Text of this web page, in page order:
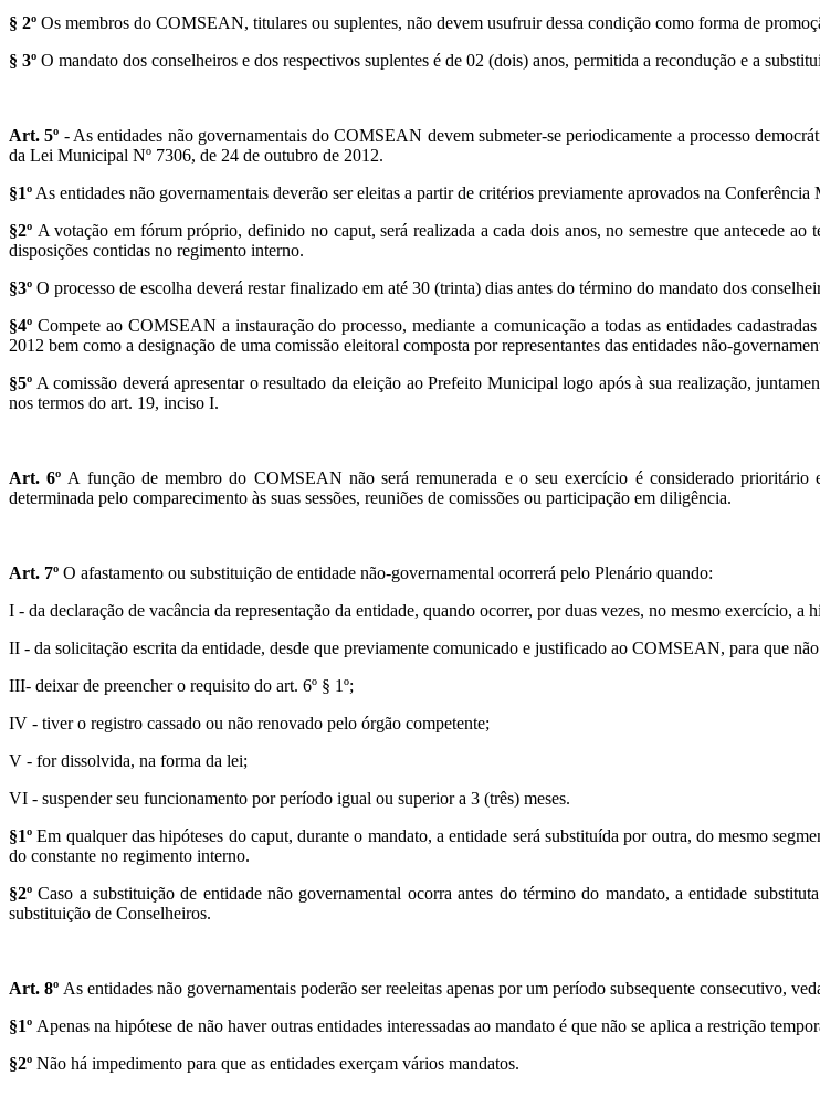
§ 2º Os membros do COMSEAN, titulares ou suplentes, não devem usufruir dessa condição como forma de
§ 3º O mandato dos conselheiros e dos respectivos suplentes é de 02 (dois) anos, permitida a recondução e a
Art.5º - As entidades não governamentais do COMSEAN devem submeter-se periodicamente a processo
da Lei Municipal Nº 7306, de 24 de outubro de 2012.
§1º As entidades não governamentais deverão ser eleitas a partir de critérios previamente aprovados na
§2º A votação em fórum próprio, definido no caput, será realizada a cada dois anos, no semestre que antecede
disposições contidas no regimento interno.
§3º O processo de escolha deverá restar finalizado em até 30 (trinta) dias antes do término do mandato dos
§4º Compete ao COMSEAN a instauração do processo, mediante a comunicação a todas as entidades
2012 bem como a designação de uma comissão eleitoral composta por representantes das entidades não-
§5º A comissão deverá apresentar o resultado da eleição ao Prefeito Municipal logo após à sua realização,
nos termos do art. 19, inciso I.
Art.6º A função de membro do COMSEAN não será remunerada e o seu exercício é considerado
determinada pelo comparecimento às suas sessões, reuniões de comissões ou participação em diligência.
Art. 7º O afastamento ou substituição de entidade não-governamental ocorrerá pelo Plenário quando:
I - da declaração de vacância da representação da entidade, quando ocorrer, por duas vezes, no mesmo exercício, a
II - da solicitação escrita da entidade, desde que previamente comunicado e justificado ao COMSEAN, para que
III- deixar de preencher o requisito do art. 6º § 1º;
IV - tiver o registro cassado ou não renovado pelo órgão competente;
V - for dissolvida, na forma da lei;
VI - suspender seu funcionamento por período igual ou superior a 3 (três) meses.
§1ºEm qualquer das hipóteses do caput, durante o mandato, a entidade será substituída por outra, do mesmo
do constante no regimento interno.
§2º Caso a substituição de entidade não governamental ocorra antes do término do mandato, a entidade
substituição de Conselheiros.
Art. 8º As entidades não governamentais poderão ser reeleitas apenas por um período subsequente consecutivo,
§1º Apenas na hipótese de não haver outras entidades interessadas ao mandato é que não se aplica a restrição
§2º Não há impedimento para que as entidades exerçam vários mandatos.